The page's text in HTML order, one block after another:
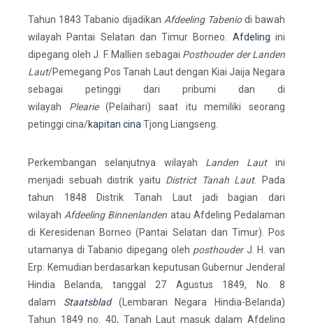
Tahun 1843 Tabanio dijadikan Afdeeling Tabeniodi bawah
wilayah Pantai Selatan dan Timur Borneo. Afdeling ini
dipegang oleh J. F. Mallien sebagai Posthouder der Landen
Laut/Pemegang Pos Tanah Laut dengan Kiai Jaija Negara
sebagai petinggi dari pribumi dan di
wilayah Plearie(Pelaihari) saat itu memiliki seorang
petinggi cina/kapitan cina Tjong Liangseng.
Perkembangan selanjutnya wilayah Landen Lautini
menjadi sebuah distrik yaitu District Tanah Laut. Pada
tahun 1848 Distrik Tanah Laut jadi bagian dari
wilayah Afdeeling Binnenlanden atau Afdeling Pedalaman
di Keresidenan Borneo (Pantai Selatan dan Timur). Pos
utamanya di Tabanio dipegang oleh posthouderJ. H. van
Erp. Kemudian berdasarkan keputusan Gubernur Jenderal
Hindia Belanda, tanggal 27 Agustus 1849, No. 8
dalam Staatsblad(Lembaran Negara Hindia-Belanda)
Tahun 1849 no. 40, Tanah Laut masuk dalam Afdeling